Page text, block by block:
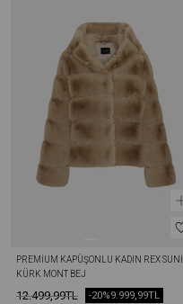
PREMIUM KAPÜŞONLU KADIN REX SUNI
KÜRK MONT BEJ
12.499,99TL 9.999,99TL
-20%